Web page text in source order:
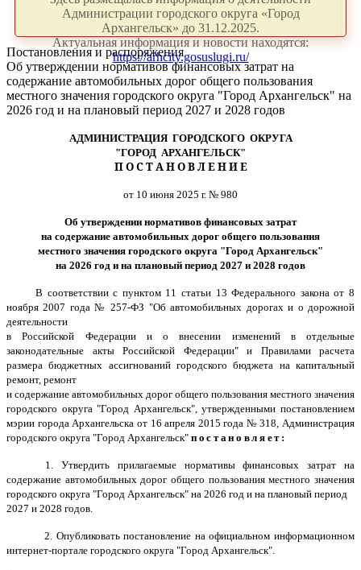
Администрации городского округа «Город
Архангельск» до 31.12.2025.
Актуальная информация и новости находятся:
https://arhcity.gosuslugi.ru/
Постановления и распоряжения
Об утверждении нормативов финансовых затрат на
содержание автомобильных дорог общего пользования
местного значения городского округа "Город Архангельск" на
2026 год и на плановый период 2027 и 2028 годов
АДМИНИСТРАЦИЯ ГОРОДСКОГО ОКРУГА
"ГОРОД АРХАНГЕЛЬСК"
П О С Т А Н О В Л Е Н И Е
от 10 июня 2025 г. № 980
Об утверждении нормативов финансовых затрат
на содержание автомобильных дорог общего пользования
местного значения городского округа "Город Архангельск"
на 2026 год и на плановый период 2027 и 2028 годов
В соответствии с пунктом 11 статьи 13 Федерального закона от 8
ноября 2007 года № 257-ФЗ "Об автомобильных дорогах и о дорожной
деятельности
в Российской Федерации и о внесении изменений в отдельные
законодательные акты Российской Федерации" и Правилами расчета
размера бюджетных ассигнований городского бюджета на капитальный
ремонт, ремонт
и содержание автомобильных дорог общего пользования местного значения
городского округа "Город Архангельск", утвержденными постановлением
мэрии города Архангельска от 16 апреля 2015 года № 318, Администрация
городского округа "Город Архангельск" постановляет:
1. Утвердить прилагаемые нормативы финансовых затрат на
содержание автомобильных дорог общего пользования местного значения
городского округа "Город Архангельск" на 2026 год и на плановый период
2027 и 2028 годов.
2. Опубликовать постановление на официальном информационном
интернет-портале городского округа "Город Архангельск".